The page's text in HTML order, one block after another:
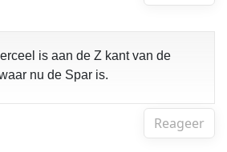
is aan de Z kant van de
nu de Spar is.
Reageer